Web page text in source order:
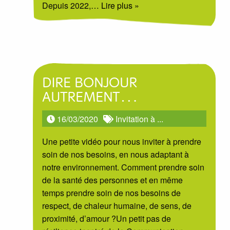
Depuis 2022,… Lire plus »
DIRE BONJOUR
AUTREMENT…
16/03/2020
Invitation à ...
Une petite vidéo pour nous inviter à prendre
soin de nos besoins, en nous adaptant à
notre environnement. Comment prendre soin
de la santé des personnes et en même
temps prendre soin de nos besoins de
respect, de chaleur humaine, de sens, de
proximité, d’amour ?Un petit pas de